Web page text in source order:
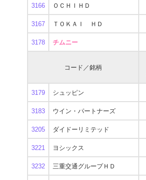
3166 ＯＣＨＩＨＤ
3167 ＴＯＫＡＩ ＨＤ
3178 チムニー
コード／銘柄
3179 シュッピン
3183 ウイン・パートナーズ
3205 ダイドーリミテッド
3221 ヨシックス
3232 三重交通グループＨＤ